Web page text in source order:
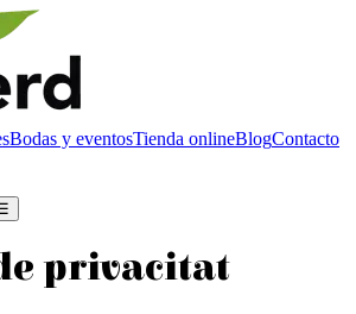
Bodas y eventosTienda onlineBlogContacto
privacitat